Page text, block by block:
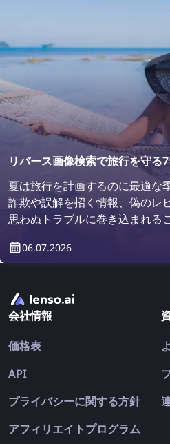
リバース画像検索で旅行を守る
夏は旅行を計画するのに最適な
詐欺や誤解を招く情報、偽のレ
思わぬトラブルに巻き込まれる
かりした気持ちで帰宅すること
06.07.2026
会社情報
価格表
API
プライバシーに関する方針
アフィリエイトプログラム